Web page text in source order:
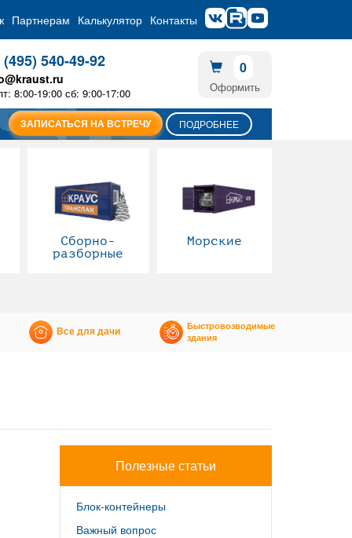
Партнерам Калькулятор Контакты
(495) 540-49-92
8:00-19:00 сб: 9:00-17:00
0
Оформить
ЗАПИСАТЬСЯ НА ВСТРЕЧУ ПОДРОБНЕЕ
Сборно-
разборные
Морские
Все для дачи
Быстровозводимые
здания
Полезные статьи
Блок-контейнеры
Важный вопрос